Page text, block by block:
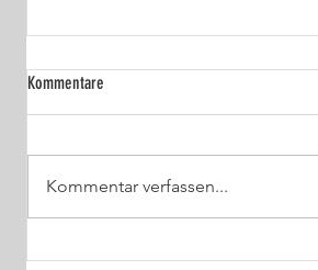
Kommentare
Kommentar verfassen...